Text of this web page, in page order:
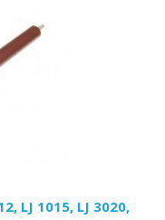
LJ 1015, LJ 3020,